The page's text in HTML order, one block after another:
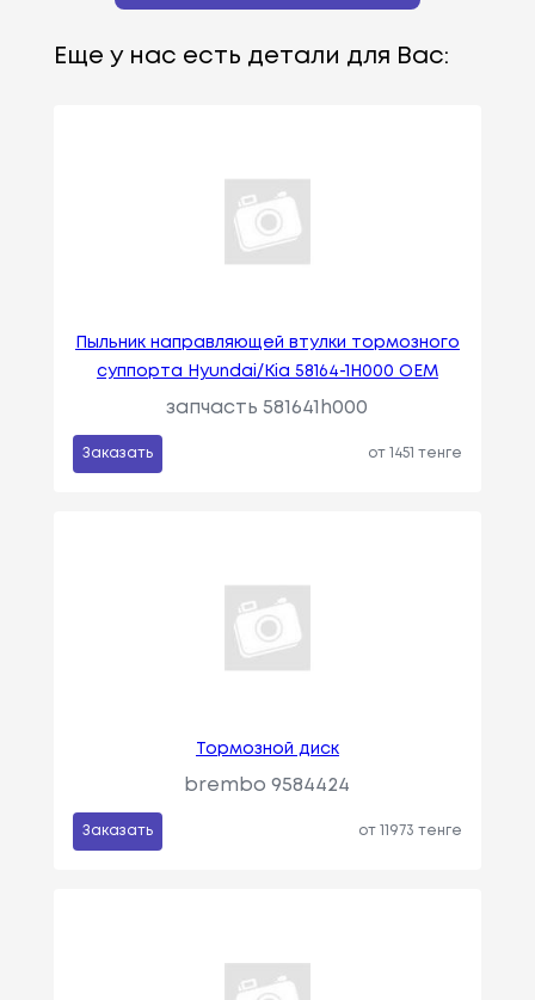
Еще у нас есть детали для Вас:
Пыльник направляющей втулки тормозного
суппорта Hyundai/Kia 58164-1H000 OEM
запчасть 581641h000
Заказать от 1451 тенге
Тормозной диск
brembo 9584424
Заказать от 11973 тенге